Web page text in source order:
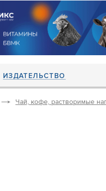
ИЗДАТЕЛЬСТВО
Чай, кофе, растворимые